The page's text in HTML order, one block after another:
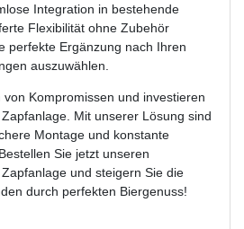
Integration in bestehende
Flexibilität ohne Zubehör
perfekte Ergänzung nach Ihren
auszuwählen.
Kompromissen und investieren
Mit unserer Lösung sind
Montage und konstante
Sie jetzt unseren
und steigern Sie die
durch perfekten Biergenuss!